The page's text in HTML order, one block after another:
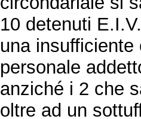
10 detenuti
una
personale
anziché i 2 che
oltre ad un